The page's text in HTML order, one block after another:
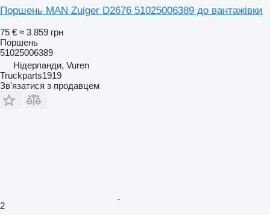
Поршень MAN Zuiger D2676 51025006389 до вантажівки
75 € ≈ 3 859 грн
Поршень
51025006389
Нідерланди, Vuren
Truckparts1919
Зв'язатися з продавцем
2